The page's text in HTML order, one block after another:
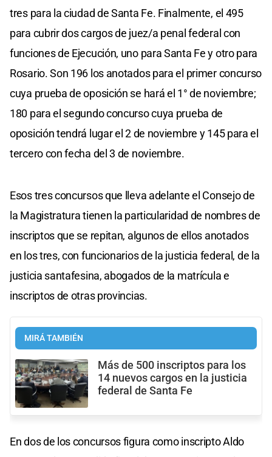
tres para la ciudad de Santa Fe. Finalmente, el 495
para cubrir dos cargos de juez/a penal federal con
funciones de Ejecución, uno para Santa Fe y otro para
Rosario. Son 196 los anotados para el primer concurso
cuya prueba de oposición se hará el 1° de noviembre;
180 para el segundo concurso cuya prueba de
oposición tendrá lugar el 2 de noviembre y 145 para el
tercero con fecha del 3 de noviembre.
Esos tres concursos que lleva adelante el Consejo de
la Magistratura tienen la particularidad de nombres de
inscriptos que se repitan, algunos de ellos anotados
en los tres, con funcionarios de la justicia federal, de la
justicia santafesina, abogados de la matrícula e
inscriptos de otras provincias.
MIRÁ TAMBIÉN
Más de 500 inscriptos para los
14 nuevos cargos en la justicia
federal de Santa Fe
En dos de los concursos figura como inscripto Aldo